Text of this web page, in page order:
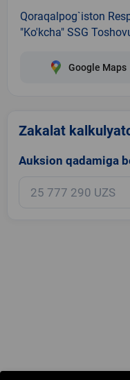
Qoraqalpog`iston
"Ko'kcha" SSG
Google Maps
Zakalat
Auksion qadamiga